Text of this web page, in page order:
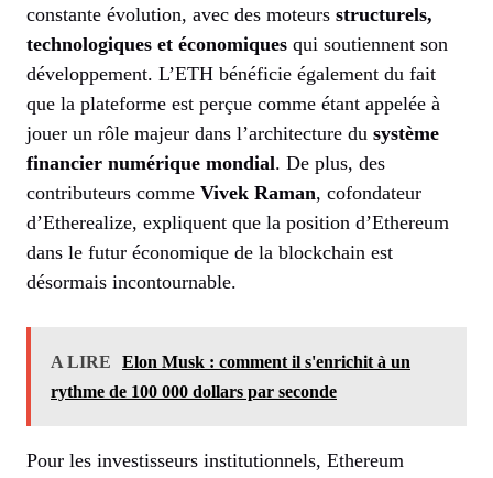
constante évolution, avec des moteurs structurels,
technologiques et économiques qui soutiennent son
développement. L’ETH bénéficie également du fait
que la plateforme est perçue comme étant appelée à
jouer un rôle majeur dans l’architecture du système
financier numérique mondial. De plus, des
contributeurs comme Vivek Raman, cofondateur
d’Etherealize, expliquent que la position d’Ethereum
dans le futur économique de la blockchain est
désormais incontournable.
A LIRE
Elon Musk : comment il s'enrichit à un
rythme de 100 000 dollars par seconde
Pour les investisseurs institutionnels, Ethereum